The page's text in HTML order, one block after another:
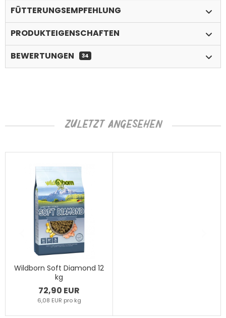
FÜTTERUNGSEMPFEHLUNG
PRODUKTEIGENSCHAFTEN
BEWERTUNGEN
34
ZULETZT ANGESEHEN
Wildborn Soft Diamond 12
kg
72,90 EUR
6,08 EUR pro kg